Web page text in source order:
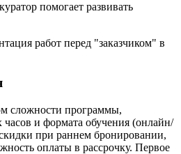
помогает развивать
работ перед "заказчиком" в
сложности программы,
часов и формата обучения (онлайн/
при раннем бронировании,
оплаты в рассрочку. Первое